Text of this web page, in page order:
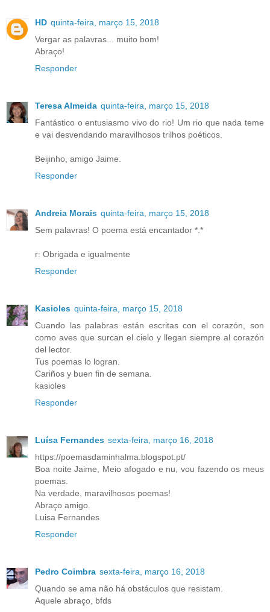
HD quinta-feira, março 15, 2018
Vergar as palavras... muito bom!
Abraço!
Responder
Teresa Almeida quinta-feira, março 15, 2018
Fantástico o entusiasmo vivo do rio! Um rio que nada teme
e vai desvendando maravilhosos trilhos poéticos.
Beijinho, amigo Jaime.
Responder
Andreia Morais quinta-feira, março 15, 2018
Sem palavras! O poema está encantador *.*
r: Obrigada e igualmente
Responder
Kasioles quinta-feira, março 15, 2018
Cuando las palabras están escritas con el corazón, son
como aves que surcan el cielo y llegan siempre al corazón
del lector.
Tus poemas lo logran.
Cariños y buen fin de semana.
kasioles
Responder
Luísa Fernandes sexta-feira, março 16, 2018
https://poemasdaminhalma.blogspot.pt/
Boa noite Jaime, Meio afogado e nu, vou fazendo os meus
poemas.
Na verdade, maravilhosos poemas!
Abraço amigo.
Luisa Fernandes
Responder
Pedro Coimbra sexta-feira, março 16, 2018
Quando se ama não há obstáculos que resistam.
Aquele abraço, bfds